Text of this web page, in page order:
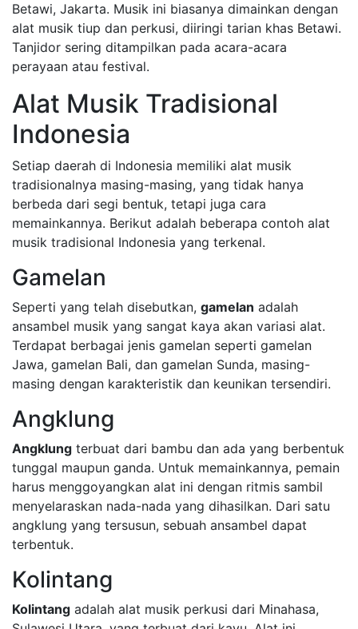
Betawi, Jakarta. Musik ini biasanya dimainkan dengan
alat musik tiup dan perkusi, diiringi tarian khas Betawi.
Tanjidor sering ditampilkan pada acara-acara
perayaan atau festival.
Alat Musik Tradisional
Indonesia
Setiap daerah di Indonesia memiliki alat musik
tradisionalnya masing-masing, yang tidak hanya
berbeda dari segi bentuk, tetapi juga cara
memainkannya. Berikut adalah beberapa contoh alat
musik tradisional Indonesia yang terkenal.
Gamelan
Seperti yang telah disebutkan, gamelan adalah
ansambel musik yang sangat kaya akan variasi alat.
Terdapat berbagai jenis gamelan seperti gamelan
Jawa, gamelan Bali, dan gamelan Sunda, masing-
masing dengan karakteristik dan keunikan tersendiri.
Angklung
Angklung terbuat dari bambu dan ada yang berbentuk
tunggal maupun ganda. Untuk memainkannya, pemain
harus menggoyangkan alat ini dengan ritmis sambil
menyelaraskan nada-nada yang dihasilkan. Dari satu
angklung yang tersusun, sebuah ansambel dapat
terbentuk.
Kolintang
Kolintang adalah alat musik perkusi dari Minahasa,